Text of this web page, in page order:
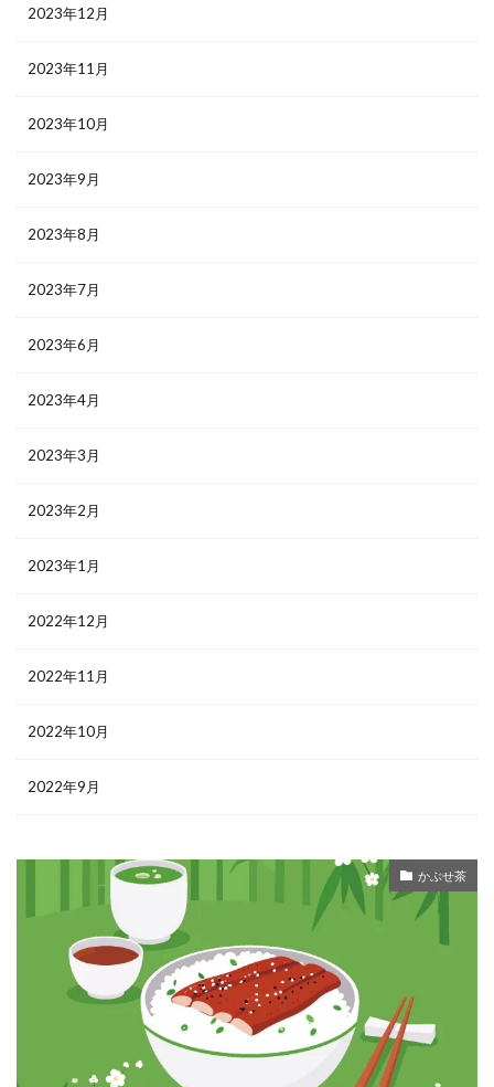
2023年12月
2023年11月
2023年10月
2023年9月
2023年8月
2023年7月
2023年6月
2023年4月
2023年3月
2023年2月
2023年1月
2022年12月
2022年11月
2022年10月
2022年9月
かぶせ茶